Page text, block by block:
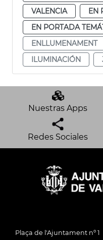
VALENCIA
EN
EN PORTADA
ENLLUMENAMENT
ILUMINACIÓN
Nuestras Apps
Redes Sociales
Plaça de l'Ajuntament nº 1